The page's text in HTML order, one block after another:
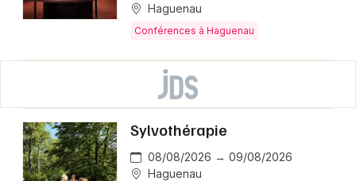
Haguenau
Conférences à Haguenau
Sylvothérapie
08/08/2026 → 09/08/2026
Haguenau